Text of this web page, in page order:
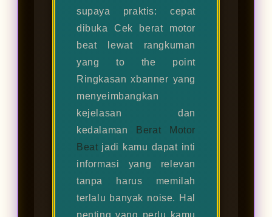
supaya praktis: cepat
dibuka Cek berat motor
beat lewat rangkuman
yang to the point
Ringkasan xbanner yang
menyeimbangkan
kejelasan dan
kedalaman
Berat Motor
Beat jadi kamu dapat inti
informasi yang relevan
tanpa harus memilah
terlalu banyak noise. Hal
penting yang perlu kamu